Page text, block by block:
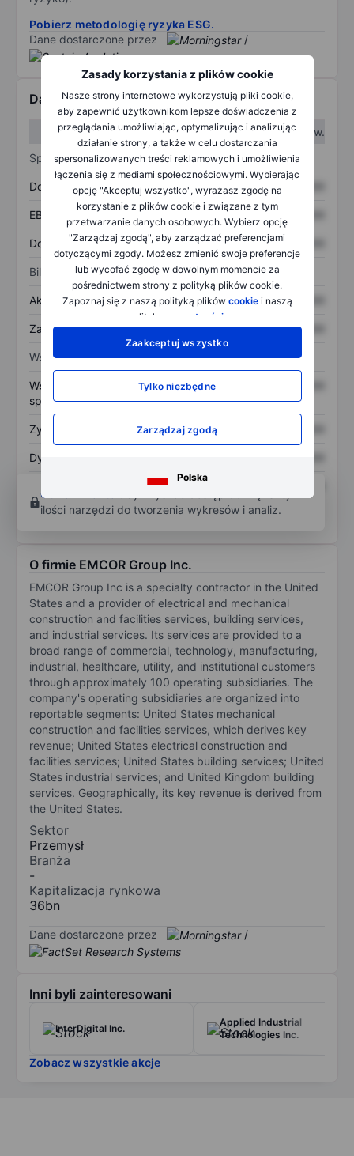
Zasady korzystania z plików cookie
Nasze strony internetowe wykorzystują pliki cookie,
aby zapewnić użytkownikom lepsze doświadczenia z
przeglądania umożliwiając, optymalizując i analizując
działanie strony, a także w celu dostarczania
spersonalizowanych treści reklamowych i umożliwienia
łączenia się z mediami społecznościowymi. Wybierając
opcję "Akceptuj wszystko", wyrażasz zgodę na
korzystanie z plików cookie i związane z tym
przetwarzanie danych osobowych. Wybierz opcję
"Zarządzaj zgodą", aby zarządzać preferencjami
dotyczącymi zgody. Możesz zmienić swoje preferencje
lub wycofać zgodę w dowolnym momencie za
pośrednictwem strony z polityką plików cookie.
Zapoznaj się z naszą polityką plików cookiei naszą
polityką
prywatności
Zaakceptuj wszystko
Tylko niezbędne
Zarządzaj zgodą
Polska
Pobierz metodologię ryzyka ESG.
Dane dostarczone przez
/
Dane finansowe
W I kw.
W II kw.
Sprawozdanie z zysków
Dochód XXXXXXX XXXXXXX
EBITDA XXXXXXX
Dochód netto XXXXXXX XXXXXXX
Bilans
Aktywa ogółem XXXXXXX XXXXXXX
Zadłużenie ogółem XXXXXXX XXXXXXX
Wskaźniki
Współczynnik cena do
sprzedaży
XXXXXXX
Zysk na akcję XXXXXXX
Dywidenda na akcję
własnego
XXXXXXX
Otwórz konto
ilości narzędzi do tworzenia wykresów i analiz.
O firmie EMCOR Group Inc.
EMCOR Group Inc is a specialty contractor in the United
States and a provider of electrical and mechanical
construction and facilities services, building services,
and industrial services. Its services are provided to a
broad range of commercial, technology, manufacturing,
industrial, healthcare, utility, and institutional customers
through approximately 100 operating subsidiaries. The
company's operating subsidiaries are organized into
reportable segments: United States mechanical
construction and facilities services, which derives key
revenue; United States electrical construction and
facilities services; United States building services; United
States industrial services; and United Kingdom building
services. Geographically, its key revenue is derived from
the United States.
Sektor
Przemysł
Branża
-
Kapitalizacja rynkowa
36bn
Dane dostarczone przez /
Inni byli zainteresowani
InterDigital Inc.
Applied Industrial
Technologies Inc.
Zobacz wszystkie akcje